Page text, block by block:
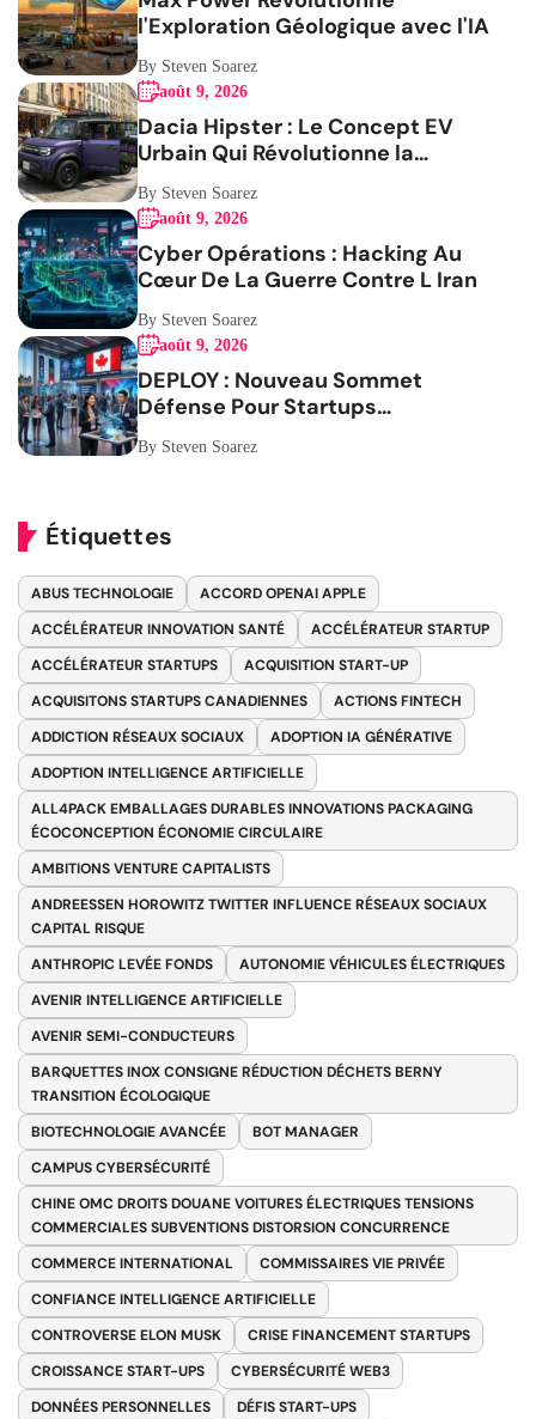
l'Exploration Géologique avec l'IA
By Steven Soarez
août 9, 2026
Dacia Hipster : Le Concept EV
Urbain Qui Révolutionne la
Mobilité
By Steven Soarez
août 9, 2026
Cyber Opérations : Hacking Au
Cœur De La Guerre Contre L Iran
By Steven Soarez
août 9, 2026
DEPLOY : Nouveau Sommet
Défense Pour Startups
Canadiennes
By Steven Soarez
Étiquettes
ABUS TECHNOLOGIE
ACCORD OPENAI APPLE
ACCÉLÉRATEUR INNOVATION SANTÉ
ACCÉLÉRATEUR STARTUP
ACCÉLÉRATEUR STARTUPS
ACQUISITION START-UP
ACQUISITONS STARTUPS CANADIENNES
ACTIONS FINTECH
ADDICTION RÉSEAUX SOCIAUX
ADOPTION IA GÉNÉRATIVE
ADOPTION INTELLIGENCE ARTIFICIELLE
ALL4PACK EMBALLAGES DURABLES INNOVATIONS PACKAGING
ÉCOCONCEPTION ÉCONOMIE CIRCULAIRE
AMBITIONS VENTURE CAPITALISTS
ANDREESSEN HOROWITZ TWITTER INFLUENCE RÉSEAUX SOCIAUX
CAPITAL RISQUE
ANTHROPIC LEVÉE FONDS
AUTONOMIE VÉHICULES ÉLECTRIQUES
AVENIR INTELLIGENCE ARTIFICIELLE
AVENIR SEMI-CONDUCTEURS
BARQUETTES INOX CONSIGNE RÉDUCTION DÉCHETS BERNY
TRANSITION ÉCOLOGIQUE
BIOTECHNOLOGIE AVANCÉE
BOT MANAGER
CAMPUS CYBERSÉCURITÉ
CHINE OMC DROITS DOUANE VOITURES ÉLECTRIQUES TENSIONS
COMMERCIALES SUBVENTIONS DISTORSION CONCURRENCE
COMMERCE INTERNATIONAL
COMMISSAIRES VIE PRIVÉE
CONFIANCE INTELLIGENCE ARTIFICIELLE
CONTROVERSE ELON MUSK
CRISE FINANCEMENT STARTUPS
CROISSANCE START-UPS
CYBERSÉCURITÉ WEB3
DONNÉES PERSONNELLES
DÉFIS START-UPS